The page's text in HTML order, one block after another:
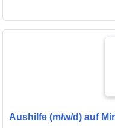
Aushilfe (m/w/d) auf